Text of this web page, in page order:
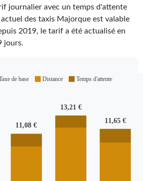
journalier avec un temps d'attente
actuel des taxis Majorque est valable
2019, le tarif a été actualisé en
jours.
11,08 €
13,21 €
11,65 €
de base Distance Temps d'attente